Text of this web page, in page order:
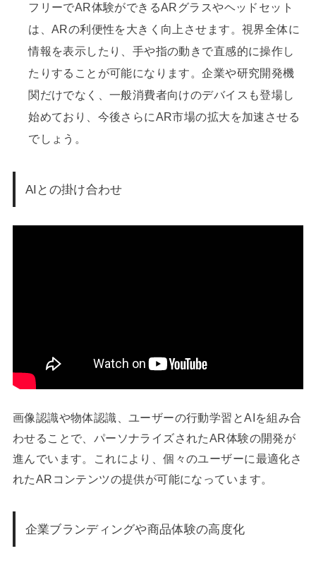
フリーでAR体験ができるARグラスやヘッドセット
は、ARの利便性を大きく向上させます。視界全体に
情報を表示したり、手や指の動きで直感的に操作し
たりすることが可能になります。企業や研究開発機
関だけでなく、一般消費者向けのデバイスも登場し
始めており、今後さらにAR市場の拡大を加速させる
でしょう。
AIとの掛け合わせ
画像認識や物体認識、ユーザーの行動学習とAIを組み合
わせることで、パーソナライズされたAR体験の開発が
進んでいます。これにより、個々のユーザーに最適化さ
れたARコンテンツの提供が可能になっています。
企業ブランディングや商品体験の高度化